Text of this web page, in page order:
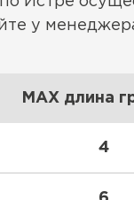
у
MAX длина
4